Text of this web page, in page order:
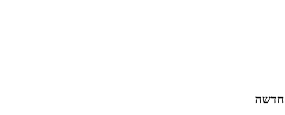
חדשה